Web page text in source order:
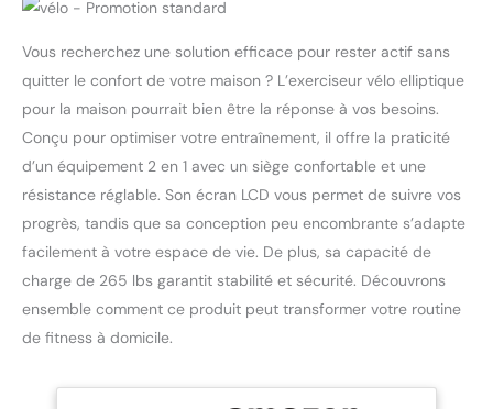
Vous recherchez une solution efficace pour rester actif sans
quitter le confort de votre maison ? L’exerciseur vélo elliptique
pour la maison pourrait bien être la réponse à vos besoins.
Conçu pour optimiser votre entraînement, il offre la praticité
d’un équipement 2 en 1 avec un siège confortable et une
résistance réglable. Son écran LCD vous permet de suivre vos
progrès, tandis que sa conception peu encombrante s’adapte
facilement à votre espace de vie. De plus, sa capacité de
charge de 265 lbs garantit stabilité et sécurité. Découvrons
ensemble comment ce produit peut transformer votre routine
de fitness à domicile.